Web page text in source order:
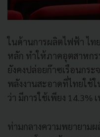
ในด้านการผลิตไฟฟ้า ไท
หลัก ทำให้ภาคอุตสาหก
ยังคงปล่อยก๊าซเรือนกร
พลังงานสะอาดที่ไทยใช้
ว่า มีการใช้เพียง 14.3%
ท่ามกลางความพยายาม